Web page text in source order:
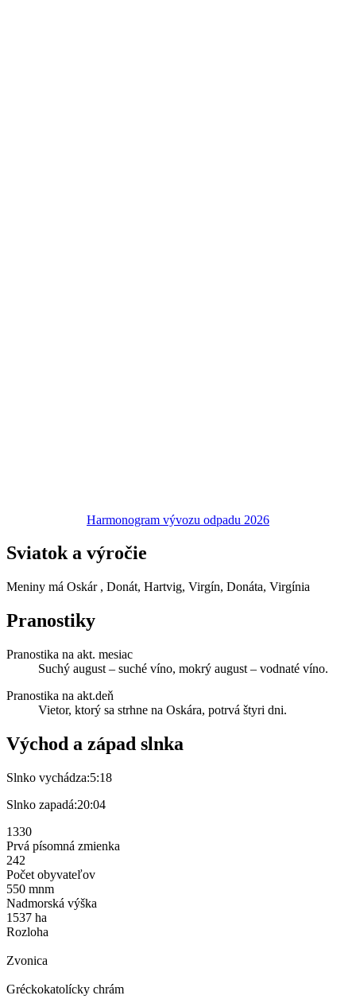
Harmonogram vývozu odpadu 2026
Sviatok a výročie
Meniny má Oskár , Donát, Hartvig, Virgín, Donáta, Virgínia
Pranostiky
Pranostika na akt. mesiac
Suchý august – suché víno, mokrý august – vodnaté víno.
Pranostika na akt.deň
Vietor, ktorý sa strhne na Oskára, potrvá štyri dni.
Východ a západ slnka
Slnko vychádza:5:18
Slnko zapadá:20:04
1330
Prvá písomná zmienka
242
Počet obyvateľov
550 mnm
Nadmorská výška
1537 ha
Rozloha
Zvonica
Gréckokatolícky chrám